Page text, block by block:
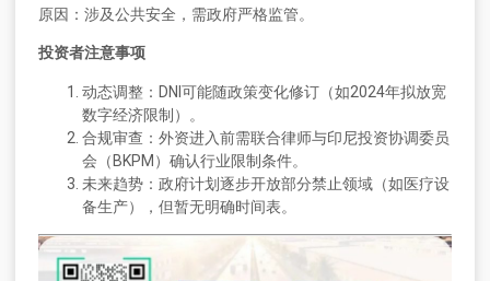
原因：涉及公共安全，需政府严格监管。
投资者注意事项
动态调整：DNI可能随政策变化修订（如2024年拟放宽
数字经济限制）。
合规审查：外资进入前需联合律师与印尼投资协调委员
会（BKPM）确认行业限制条件。
未来趋势：政府计划逐步开放部分禁止领域（如医疗设
备生产），但暂无明确时间表。